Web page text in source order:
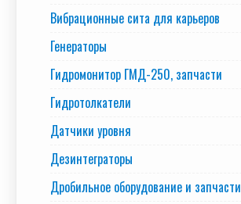
Вибрационные сита для карьеров
Генераторы
Гидромонитор ГМД-250, запчасти
Гидротолкатели
Датчики уровня
Дезинтеграторы
Дробильное оборудование и запчасти